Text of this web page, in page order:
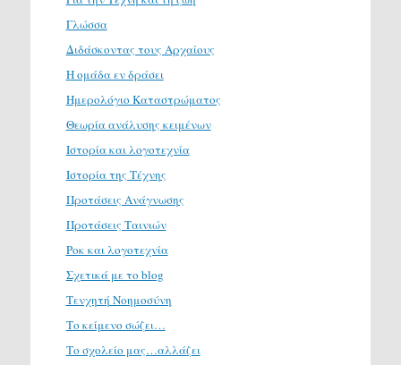
Γλώσσα
Διδάσκοντας τους Αρχαίους
Η ομάδα εν δράσει
Ημερολόγιο Καταστρώματος
Θεωρία ανάλυσης κειμένων
Ιστορία και λογοτεχνία
Ιστορία της Τέχνης
Προτάσεις Ανάγνωσης
Προτάσεις Ταινιών
Ροκ και λογοτεχνία
Σχετικά με το blog
Τενχητή Νοημοσύνη
Το κείμενο σώζει…
Το σχολείο μας…αλλάζει